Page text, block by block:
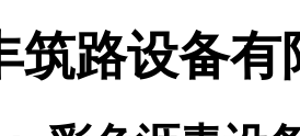
筑路设备有